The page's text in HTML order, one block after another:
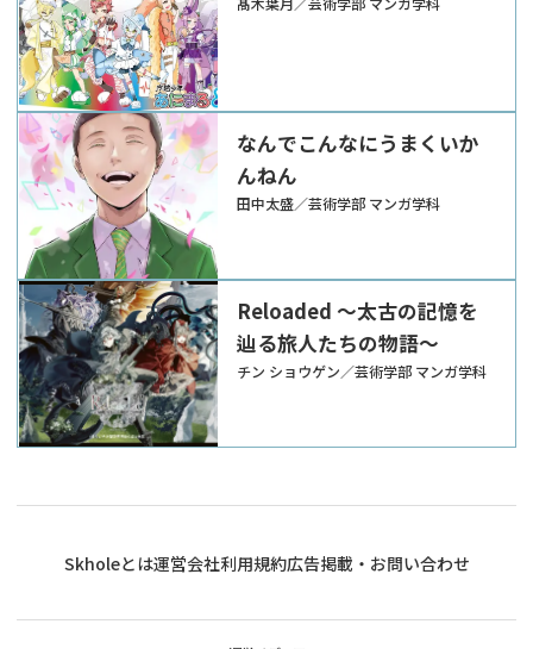
なんでこんなにうまくいか
んねん
田中太盛／芸術学部 マンガ学科
Reloaded ～太古の記憶を
辿る旅人たちの物語～
チン ショウゲン／芸術学部 マンガ学科
Skholeとは運営会社利用規約広告掲載・お問い合わせ